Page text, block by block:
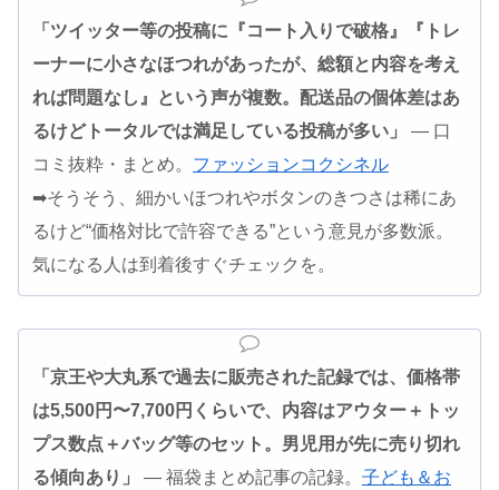
「ツイッター等の投稿に『コート入りで破格』『トレ
ーナーに小さなほつれがあったが、総額と内容を考え
れば問題なし』という声が複数。配送品の個体差はあ
るけどトータルでは満足している投稿が多い」
— 口
コミ抜粋・まとめ。 ファッションコクシネル
➡そうそう、細かいほつれやボタンのきつさは稀にあ
るけど“価格対比で許容できる”という意見が多数派。
気になる人は到着後すぐチェックを。
「京王や大丸系で過去に販売された記録では、価格帯
は5,500円〜7,700円くらいで、内容はアウター＋トッ
プス数点＋バッグ等のセット。男児用が先に売り切れ
る傾向あり」
— 福袋まとめ記事の記録。 子ども＆お